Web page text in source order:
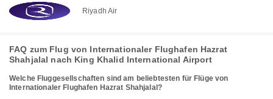
Riyadh Air
FAQ zum Flug von Internationaler Flughafen Hazrat
Shahjalal nach King Khalid International Airport
Welche Fluggesellschaften sind am beliebtesten für Flüge von
Internationaler Flughafen Hazrat Shahjalal?